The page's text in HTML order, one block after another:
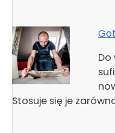
Do
Stosuje się je